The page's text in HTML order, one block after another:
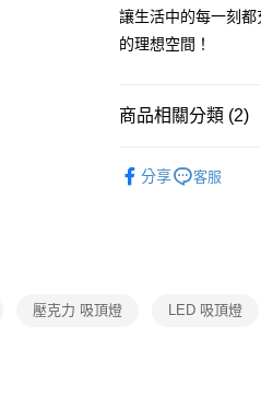
【關於「AFTEE先享
AFTEE先享後付是「
便利好安心！
３．安心：先確認商品
１．於結帳方式選擇
付」結帳頁面，進行
先享後付繳納相關費用
ATM付款
每筆NT$180，滿
讓生活中的每一刻
的理想空間！
商品相關分類 (2)
分享 客服
壓克力 吸頂燈 LED 吸頂燈